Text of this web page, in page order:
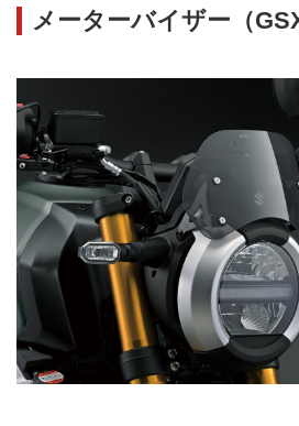
メーターバイザー（